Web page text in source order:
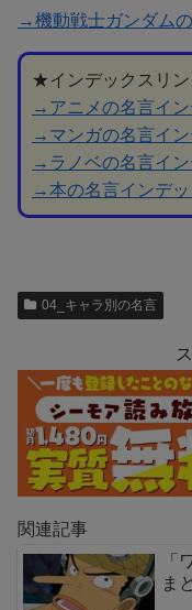
→機動戦士ガンダム
★インデックスリン
→アニメの名言イン
→マンガの名言イン
→ラノベの名言イン
→本の名言インデ
04_キャラ別の名言
関連記事
「
ま